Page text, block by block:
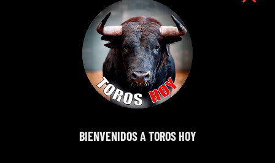
BIENVENIDOS A TOROS HOY